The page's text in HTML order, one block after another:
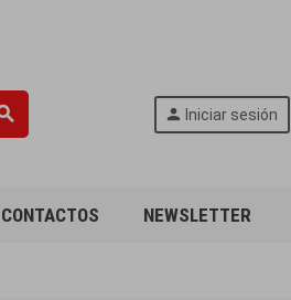
person Iniciar sesión
CONTACTOS NEWSLETTER